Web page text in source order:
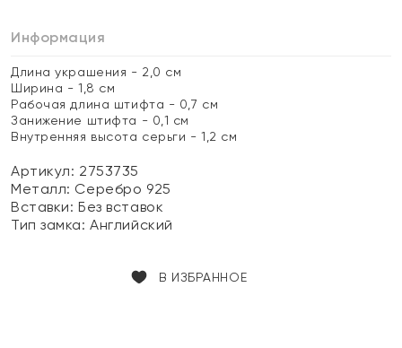
Информация
Длина украшения - 2,0 см
Ширина - 1,8 см
Рабочая длина штифта - 0,7 см
Занижение штифта - 0,1 см
Внутренняя высота серьги - 1,2 см
Артикул: 2753735
Металл: Серебро 925
Вставки:Без вставок
Тип замка:Английский
В ИЗБРАННОЕ